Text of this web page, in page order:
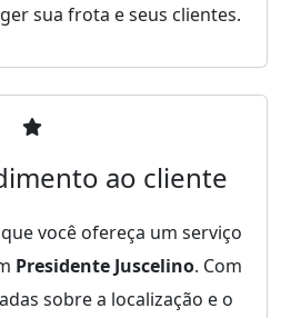
sua frota e seus clientes.
ao cliente
você ofereça um serviço
Presidente Juscelino. Com
sobre a localização e o